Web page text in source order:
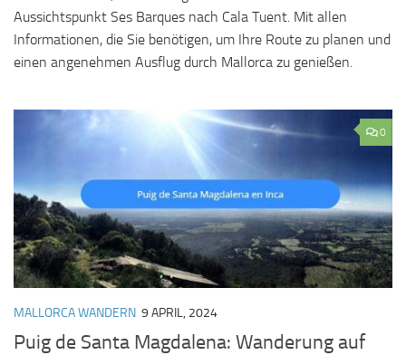
Aussichtspunkt Ses Barques nach Cala Tuent. Mit allen
Informationen, die Sie benötigen, um Ihre Route zu planen und
einen angenehmen Ausflug durch Mallorca zu genießen.
0
MALLORCA WANDERN 9 APRIL, 2024
Puig de Santa Magdalena: Wanderung auf